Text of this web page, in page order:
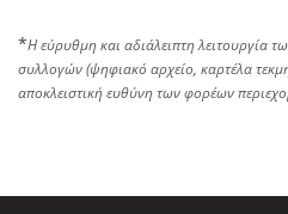
*Η εύρυθμη και αδιάλειπτη λειτουργία
συλλογών (ψηφιακό αρχείο, καρτέλα
αποκλειστική ευθύνη των φορέων